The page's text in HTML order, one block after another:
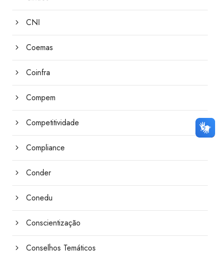
CNI
Coemas
Coinfra
Compem
Competitividade
Compliance
Conder
Conedu
Conscientização
Conselhos Temáticos